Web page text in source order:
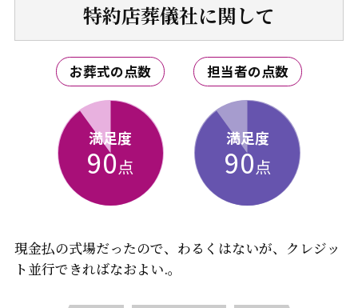
特約店葬儀社に関して
お葬式の点数
満足度
90点
担当者の点数
満足度
90点
現金払の式場だったので、わるくはないが、クレジッ
ト並行できればなおよい.。